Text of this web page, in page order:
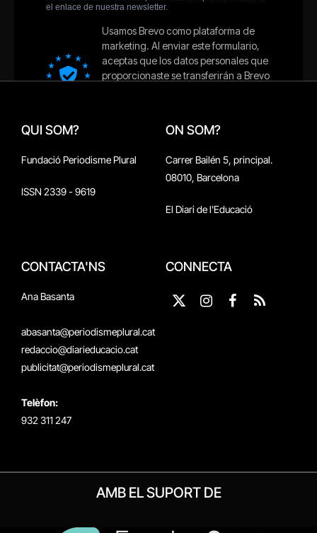
QUI SOM?
Fundació Periodisme Plural
ISSN 2339 - 9619
ON SOM?
Carrer Bailén 5, principal.
08010, Barcelona
El Diari de l'Educació
CONTACTA'NS
Ana Basanta
abasanta@periodismeplural.cat
redaccio@diarieducacio.cat
publicitat@periodismeplural.cat
Telèfon:
932 311 247
CONNECTA
X
Instagram
Facebook
RSS
AMB EL SUPORT DE